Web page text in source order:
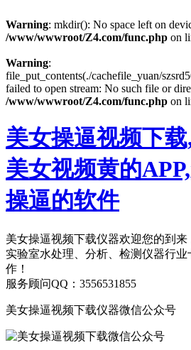
Warning: mkdir(): No space left on
/www/wwwroot/Z4.com/func.php on
Warning:
file_put_contents(./cachefile_yuan/
failed to open stream: No such file or
/www/wwwroot/Z4.com/func.php on
美女操逼视频下
美女视频黄的
操逼的软件
美女操逼视频下载仪器欢迎您的到
实验室水处理、分析、检测仪器行
作！
服务顾问QQ：3556531855
美女操逼视频下载仪器微信公众号